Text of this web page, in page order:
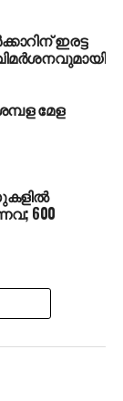
ഇരട്ട
മേള
600